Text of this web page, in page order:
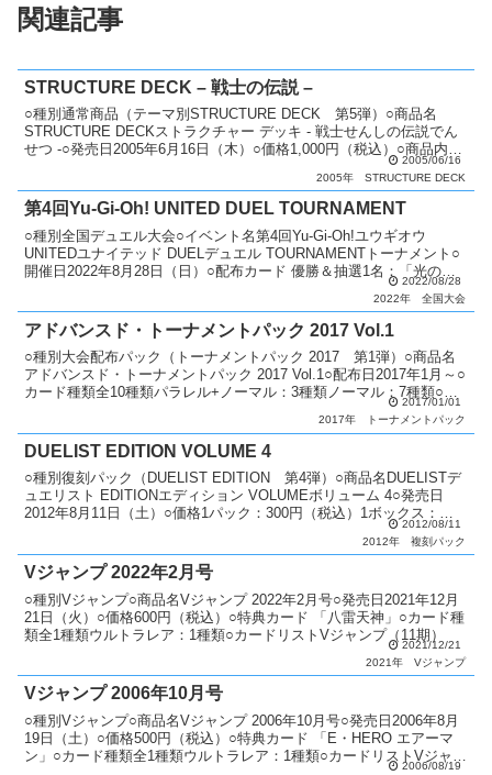
関連記事
STRUCTURE DECK – 戦士の伝説 –
○種別通常商品（テーマ別STRUCTURE DECK 第5弾）○商品名
STRUCTURE DECKストラクチャー デッキ - 戦士せんしの伝説でん
せつ -○発売日2005年6月16日（木）○価格1,000円（税込）○商品内容
2005/06/16
2005年
STRUCTURE DECK
第4回Yu-Gi-Oh! UNITED DUEL TOURNAMENT
○種別全国デュエル大会○イベント名第4回Yu-Gi-Oh!ユウギオウ
UNITEDユナイテッド DUELデュエル TOURNAMENTトーナメント○
開催日2022年8月28日（日）○配布カード 優勝＆抽選1名：「光の護
2022/08/28
2022年
全国大会
アドバンスド・トーナメントパック 2017 Vol.1
○種別大会配布パック（トーナメントパック 2017 第1弾）○商品名
アドバンスド・トーナメントパック 2017 Vol.1○配布日2017年1月～○
カード種類全10種類パラレル+ノーマル：3種類ノーマル：7種類○説
2017/01/01
2017年
トーナメントパック
DUELIST EDITION VOLUME 4
○種別復刻パック（DUELIST EDITION 第4弾）○商品名DUELISTデ
ュエリスト EDITIONエディション VOLUMEボリューム 4○発売日
2012年8月11日（土）○価格1パック：300円（税込）1ボックス：
2012/08/11
2012年
複刻パック
Vジャンプ 2022年2月号
○種別Vジャンプ○商品名Vジャンプ 2022年2月号○発売日2021年12月
21日（火）○価格600円（税込）○特典カード 「八雷天神」○カード種
類全1種類ウルトラレア：1種類○カードリストVジャンプ（11期）
2021/12/21
2021年
Vジャンプ
Vジャンプ 2006年10月号
○種別Vジャンプ○商品名Vジャンプ 2006年10月号○発売日2006年8月
19日（土）○価格500円（税込）○特典カード 「E・HERO エアーマ
ン」○カード種類全1種類ウルトラレア：1種類○カードリストVジャン
2006/08/19